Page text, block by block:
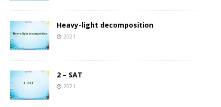
Heavy-light decomposition
2021
2 – SAT
2021